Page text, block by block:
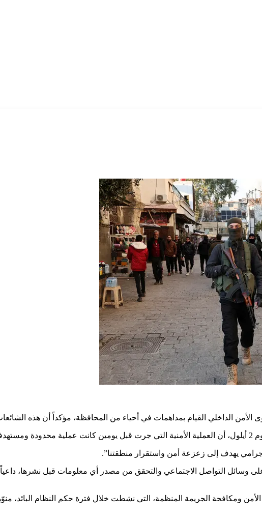
الداخلي القيام بمداهمات في أحياء من المحافظة، مؤكداً أن هذه
يهدف إلى زعزعة أمن واستقرار منطقتنا”.
وسائل التواصل الاجتماعي والتحقق من مصدر أي معلومات قبل نشرها،
ومكافحة الجريمة المنظمة، التي نشطت خلال فترة حكم النظام البائد،